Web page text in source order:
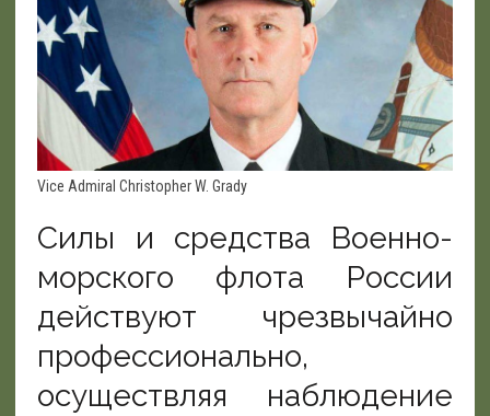
Vice Admiral Christopher W. Grady
Силы и средства Военно-
морского флота России
действуют чрезвычайно
профессионально,
осуществляя наблюдение